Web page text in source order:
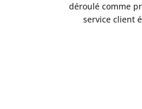
déroulé comme
service client